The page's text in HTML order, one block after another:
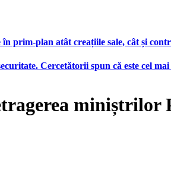
plan atât creațiile sale, cât și
Cercetătorii spun că este cel
miniștrilor